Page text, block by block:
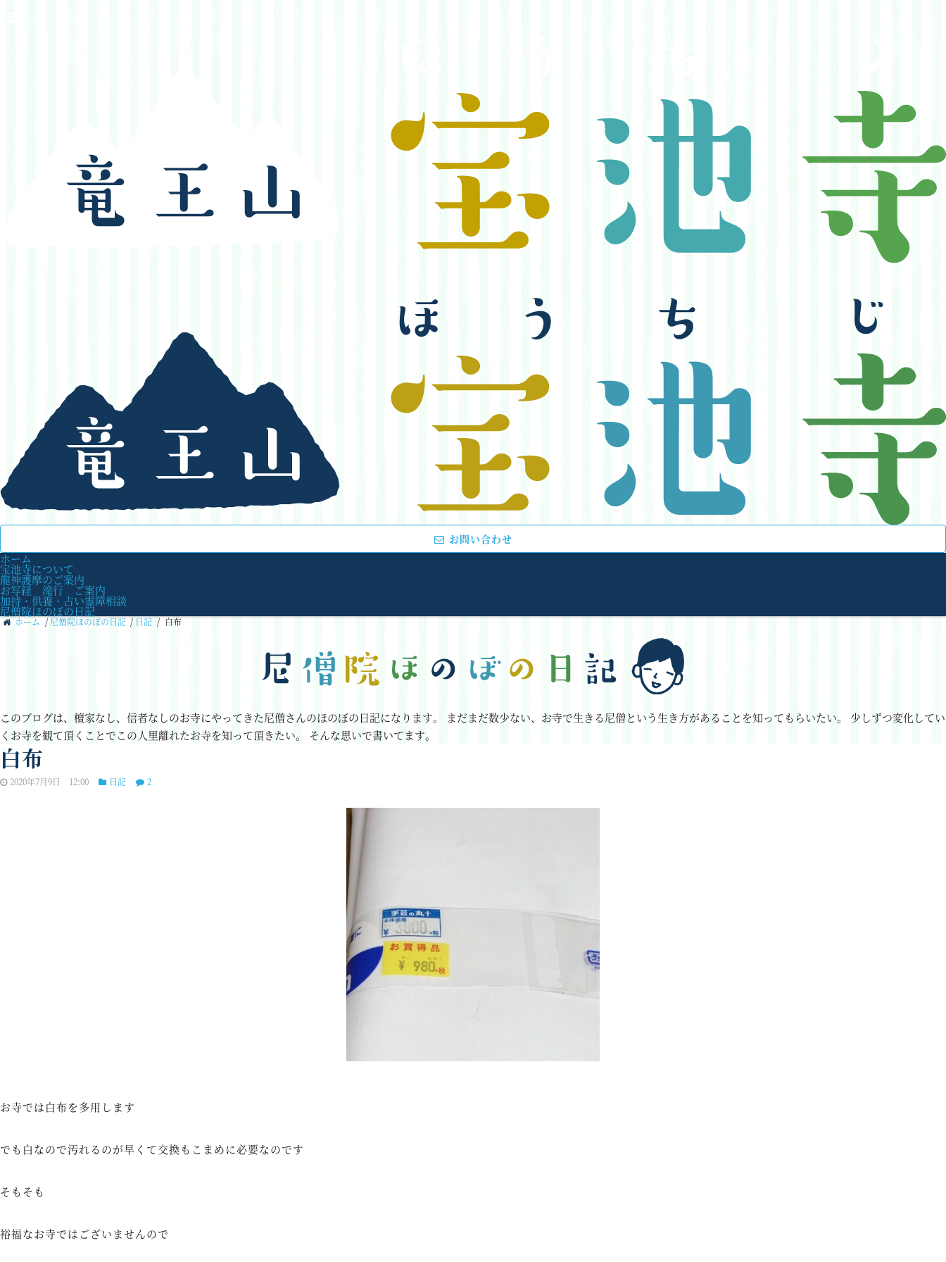
お問い合わせ
ホーム
宝池寺について
龍神護摩のご案内
お写経 滝行 ご案内
加持・供養・占い霊障相談
尼僧院ほのぼの日記
ホーム /尼僧院ほのぼの日記 /日記 / 白布
このブログは、檀家なし、信者なしのお寺にやってきた尼僧さんのほのぼの日記になります。 まだまだ数少ない、お寺で生きる尼僧という生き方があることを知ってもらいたい。
少しずつ変化してい
くお寺を観て頂くことでこの人里離れたお寺を知って頂きたい。 そんな思いで書いてます。
白布
2020年7月9日 12:00 日記 2
お寺では白布を多用します
でも白なので汚れるのが早くて交換もこまめに必要なのです
そもそも
裕福なお寺ではございませんので